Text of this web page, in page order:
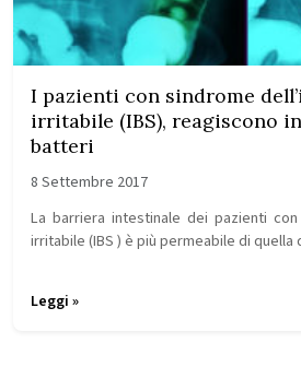
I pazienti con sindrome
irritabile (IBS), reagiscono
batteri
8 Settembre 2017
La barriera intestinale dei pazienti
irritabile (IBS ) è più permeabile di
Leggi »